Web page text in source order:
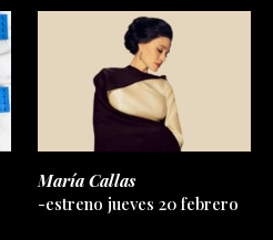
María Callas
-estreno jueves 20 febrero